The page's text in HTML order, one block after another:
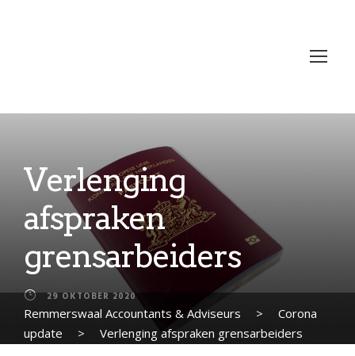
Verlenging
afspraken
grensarbeiders
29 OKTOBER 2020
Remmerswaal Accountants & Adviseurs >
Corona
update
> Verlenging afspraken grensarbeiders